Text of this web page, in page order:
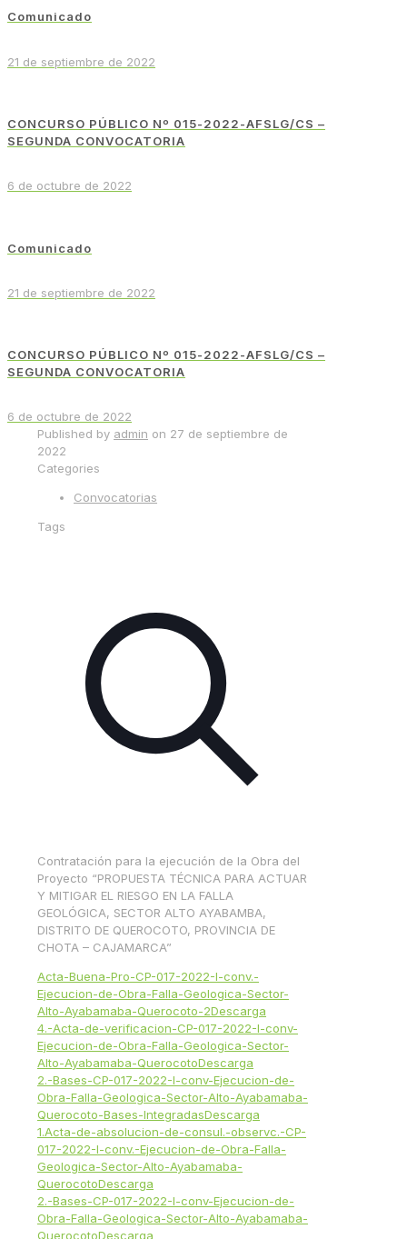
Comunicado
21 de septiembre de 2022
CONCURSO PÚBLICO Nº 015-2022-AFSLG/CS –
SEGUNDA CONVOCATORIA
6 de octubre de 2022
Comunicado
21 de septiembre de 2022
CONCURSO PÚBLICO Nº 015-2022-AFSLG/CS –
SEGUNDA CONVOCATORIA
6 de octubre de 2022
Published by admin on 27 de septiembre de
2022
Categories
Convocatorias
Tags
Contratación para la ejecución de la Obra del
Proyecto “PROPUESTA TÉCNICA PARA ACTUAR
Y MITIGAR EL RIESGO EN LA FALLA
GEOLÓGICA, SECTOR ALTO AYABAMBA,
DISTRITO DE QUEROCOTO, PROVINCIA DE
CHOTA – CAJAMARCA”
Acta-Buena-Pro-CP-017-2022-I-conv.-
Ejecucion-de-Obra-Falla-Geologica-Sector-
Alto-Ayabamaba-Querocoto-2Descarga
4.-Acta-de-verificacion-CP-017-2022-I-conv-
Ejecucion-de-Obra-Falla-Geologica-Sector-
Alto-Ayabamaba-QuerocotoDescarga
2.-Bases-CP-017-2022-I-conv-Ejecucion-de-
Obra-Falla-Geologica-Sector-Alto-Ayabamaba-
Querocoto-Bases-IntegradasDescarga
1.Acta-de-absolucion-de-consul.-observc.-CP-
017-2022-I-conv.-Ejecucion-de-Obra-Falla-
Geologica-Sector-Alto-Ayabamaba-
QuerocotoDescarga
2.-Bases-CP-017-2022-I-conv-Ejecucion-de-
Obra-Falla-Geologica-Sector-Alto-Ayabamaba-
QuerocotoDescarga